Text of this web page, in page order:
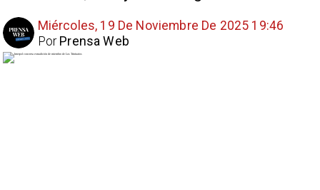
Miércoles, 19 De Noviembre De 2025 19:46
Prensa Web
Por